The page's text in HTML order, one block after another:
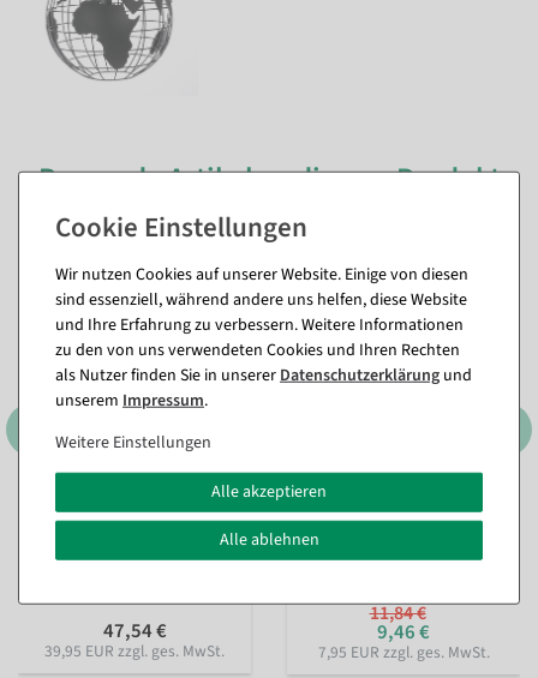
Passende Artikel zu diesem Produkt
(8)
Schwibbogen Lichtbogen
"Waldhütte" 7 Flammig aus
47,54 €
39,95 EUR zzgl. ges. MwSt.
LED Wachskerzen rund 10
cm Ø, Farbe: rot
Sofort versandfähig.
11,84 €
9,46 €
7,95 EUR zzgl. ges. MwSt.
Wir nutzen Cookies auf unserer Website. Einige von diesen
sind essenziell, während andere uns helfen, diese Website
und Ihre Erfahrung zu verbessern. Weitere Informationen
zu den von uns verwendeten Cookies und Ihren Rechten
als Nutzer finden Sie in unsererDaten­schutz­erklärung und
unserem Impressum.
Weitere Einstellungen
Alle akzeptieren
Alle ablehnen